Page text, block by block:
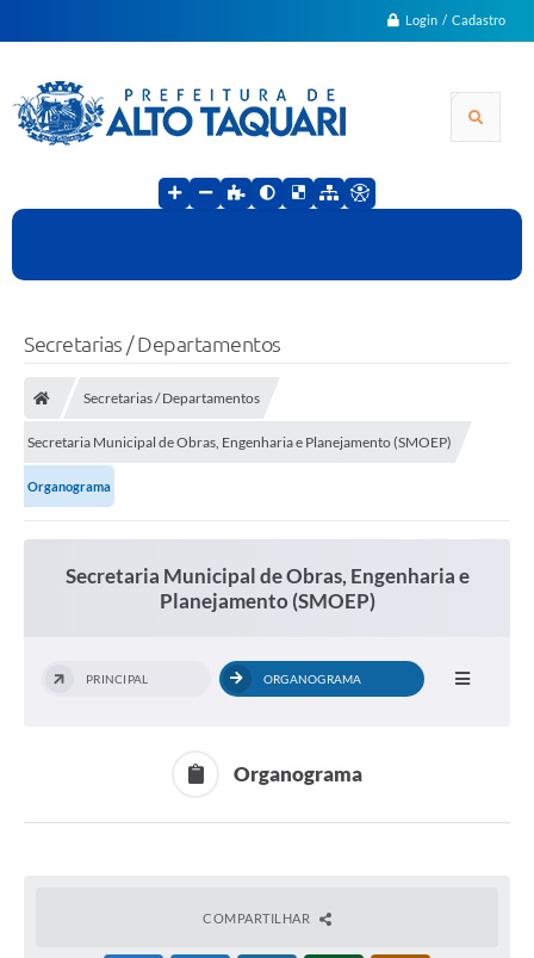
Login / Cadastro
Secretarias / Departamentos
Secretarias / Departamentos
Secretaria Municipal de Obras, Engenharia e Planejamento (SMOEP)
Organograma
Secretaria Municipal de Obras, Engenharia e
Planejamento (SMOEP)
PRINCIPAL ORGANOGRAMA
Organograma
COMPARTILHAR